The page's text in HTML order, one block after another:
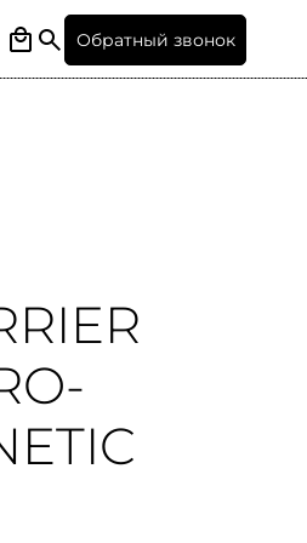
Обратный звонок